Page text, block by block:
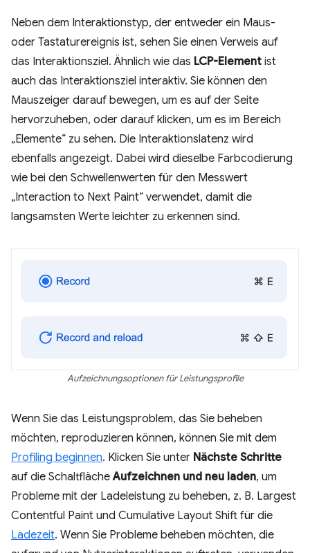
Neben dem Interaktionstyp, der entweder ein Maus-
oder Tastaturereignis ist, sehen Sie einen Verweis auf
das Interaktionsziel. Ähnlich wie das LCP-Element ist
auch das Interaktionsziel interaktiv. Sie können den
Mauszeiger darauf bewegen, um es auf der Seite
hervorzuheben, oder darauf klicken, um es im Bereich
„Elemente“ zu sehen. Die Interaktionslatenz wird
ebenfalls angezeigt. Dabei wird dieselbe Farbcodierung
wie bei den Schwellenwerten für den Messwert
„Interaction to Next Paint“ verwendet, damit die
langsamsten Werte leichter zu erkennen sind.
Aufzeichnungsoptionen für Leistungsprofile
Wenn Sie das Leistungsproblem, das Sie beheben
möchten, reproduzieren können, können Sie mit dem
Profiling beginnen. Klicken Sie unter Nächste Schritte
auf die SchaltflächeAufzeichnen und neu laden, um
Probleme mit der Ladeleistung zu beheben, z. B. Largest
Contentful Paint und Cumulative Layout Shift für die
Ladezeit. Wenn Sie Probleme beheben möchten, die